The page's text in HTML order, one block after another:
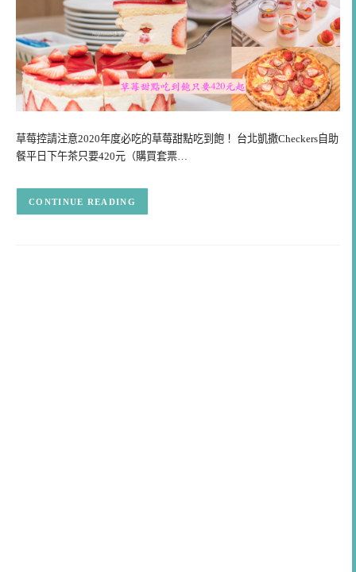
草莓控請注意2020年度必吃的草莓甜點吃到飽！ 台北凱撒Checkers自助
餐平日下午茶只要420元（購買套票…
CONTINUE READING